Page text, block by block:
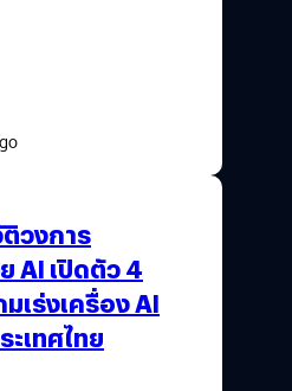
วงการ
AI เปิดตัว 4
เร่งเครื่อง AI
เทศไทย